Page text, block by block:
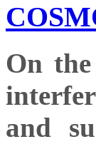
On
and